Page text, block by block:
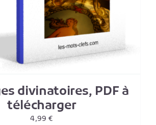
divinatoires, PDF à
télécharger
4,99€